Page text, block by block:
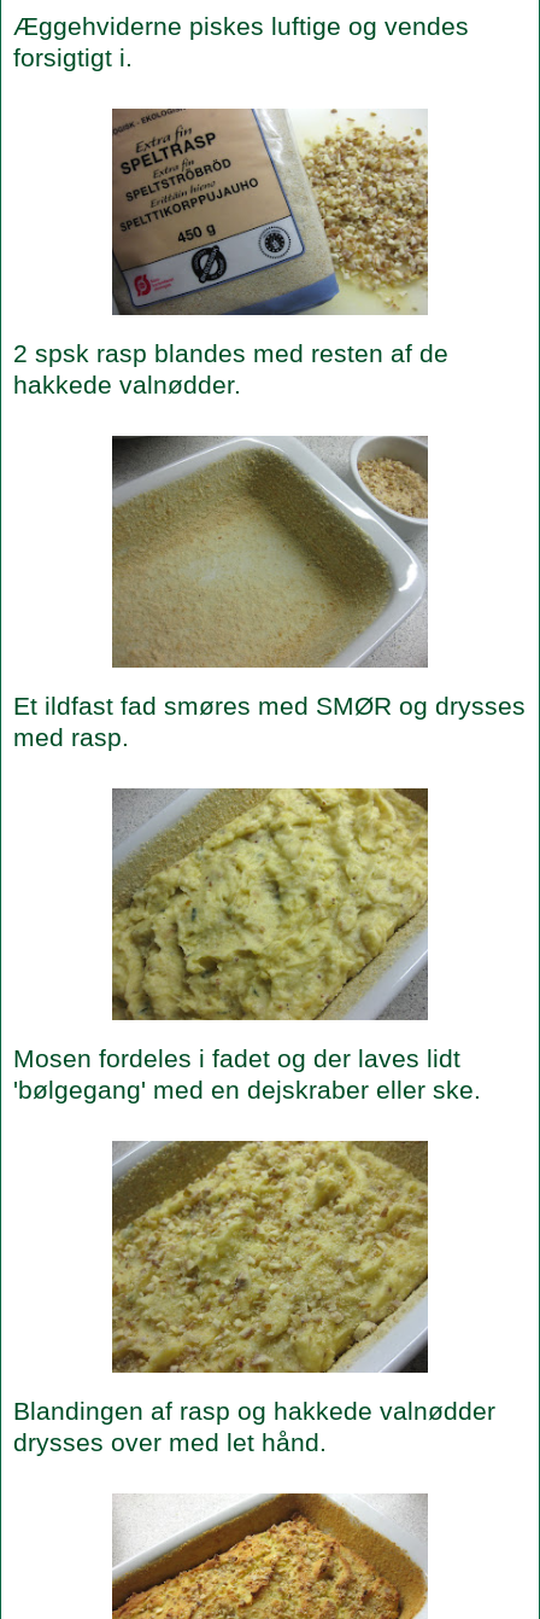
Æggehviderne piskes luftige og vendes
forsigtigt i.
2 spsk rasp blandes med resten af de
hakkede valnødder.
Et ildfast fad smøres med SMØR og drysses
med rasp.
Mosen fordeles i fadet og der laves lidt
'bølgegang' med en dejskraber eller ske.
Blandingen af rasp og hakkede valnødder
drysses over med let hånd.